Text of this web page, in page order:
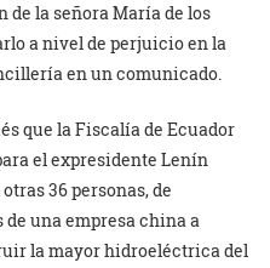
la señora María de los
a nivel de perjuicio en la
en un comunicado.
que la Fiscalía de Ecuador
el expresidente Lenín
36 personas, de
una empresa china a
la mayor hidroeléctrica del